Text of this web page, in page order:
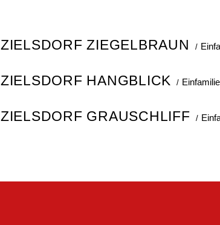
ZIELSDORF ZIEGELBRAUN
ZIELSDORF HANGBLICK
ZIELSDORF GRAUSCHLIFF